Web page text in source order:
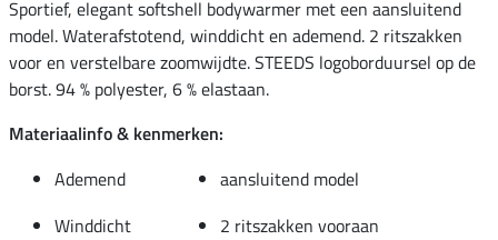
Sportief, elegant softshell bodywarmer met een aansluitend
model. Waterafstotend, winddicht en ademend. 2 ritszakken
voor en verstelbare zoomwijdte. STEEDS logoborduursel op de
borst. 94 % polyester, 6 % elastaan.
Materiaalinfo & kenmerken:
Ademend
aansluitend model
Winddicht
2 ritszakken vooraan